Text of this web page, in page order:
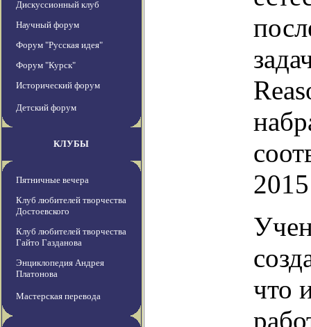
Дискуссионный клуб
Научный форум
Форум "Русская идея"
Форум "Курск"
Исторический форум
Детский форум
КЛУБЫ
Пятничные вечера
Клуб любителей творчества
Достоевского
Клуб любителей творчества
Гайто Газданова
Энциклопедия Андрея
Платонова
Мастерская перевода
что